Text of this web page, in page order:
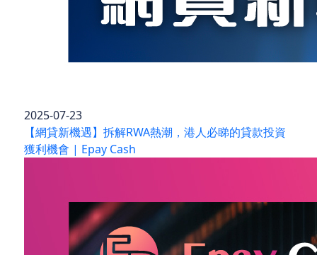
2025-07-23
【網貸新機遇】拆解RWA熱潮，港人必睇的貸款投資
獲利機會 | Epay Cash